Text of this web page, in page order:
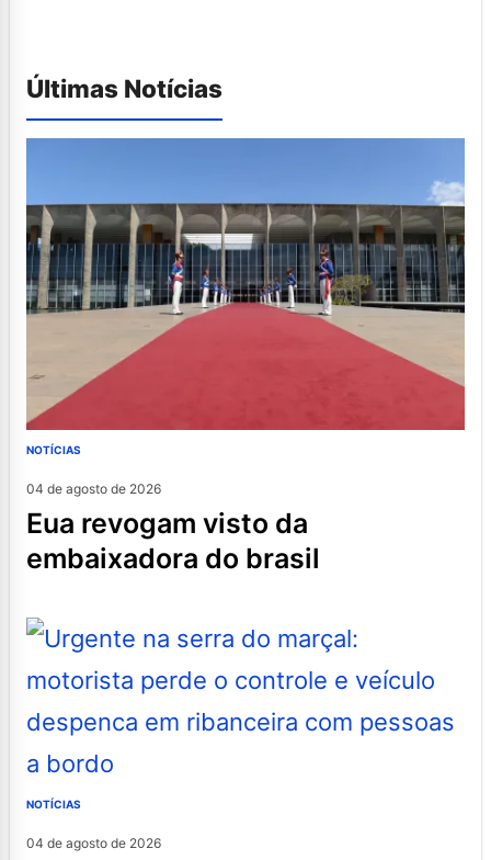
Últimas Notícias
NOTÍCIAS
04 de agosto de 2026
eua revogam visto da
embaixadora do brasil
NOTÍCIAS
04 de agosto de 2026